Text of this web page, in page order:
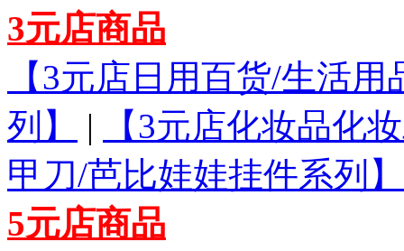
3元店商品
【3元店日用百货/生活
列】
|
【3元店化妆品化
甲刀/芭比娃娃挂件系列】
5元店商品